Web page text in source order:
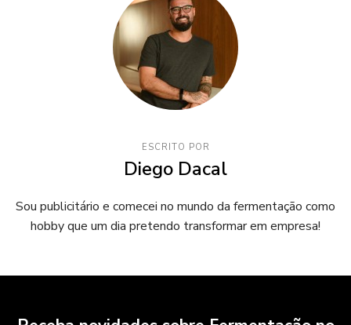
ESCRITO POR
Diego Dacal
Sou publicitário e comecei no mundo da fermentação como
hobby que um dia pretendo transformar em empresa!